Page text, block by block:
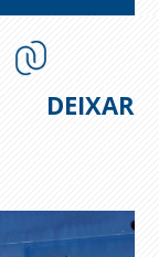
DEIXAR